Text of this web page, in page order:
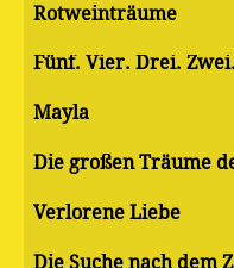
Rotweinträume
Fünf. Vier. Drei.
Mayla
Die großen Träume
Verlorene Liebe
Die Suche nach dem